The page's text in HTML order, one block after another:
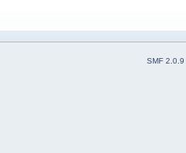
SMF 2.0.9